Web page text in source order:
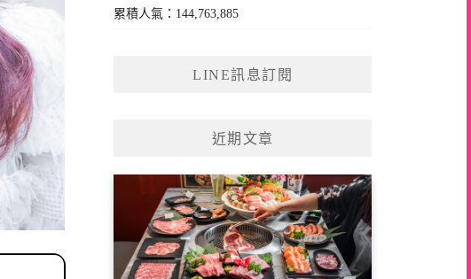
累積人氣：144,763,885
LINE訊息訂閱
近期文章